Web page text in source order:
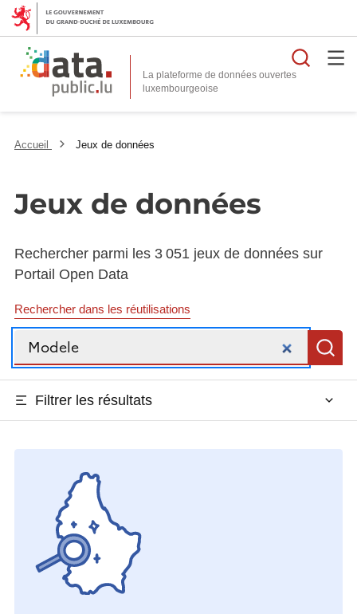
La plateforme de données ouvertes
Accueil Jeux de données
Jeux de données
Rechercher parmi les 3 051 jeux de données sur
Portail Open Data
Rechercher dans les réutilisations
Recherche
Filtrer les résultats